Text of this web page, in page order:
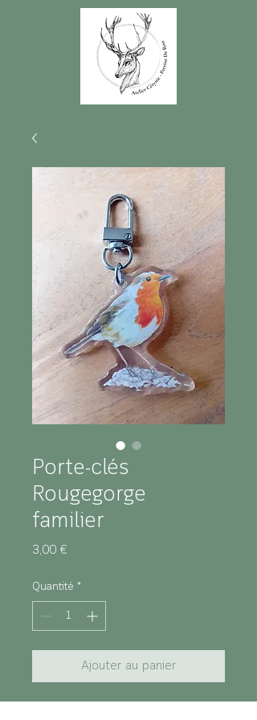
Porte-clés
Rougegorge
familier
3,00 €Prix
Quantité *
Ajouter au panier